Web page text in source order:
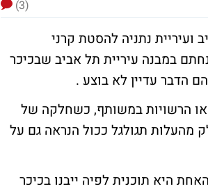
(3)
ועיריית נתניה להסטת קרני
במבנה עיריית תל אביב שבכיכר
הדבר עדיין לא בוצע .
שקל. סכום אותו יישאו הרשויות במשותף, כשחלקה של
מהעלות תגולגל ככול הנראה גם על
היא תוכנית לפיה ייבנו בכיכר